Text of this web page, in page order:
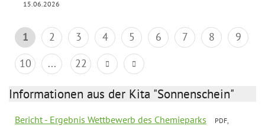
15.06.2026
1 2 3 4 5 6 7 8
9
10
... 22
Informationen aus der Kita "Sonnenschein"
Bericht - Ergebnis Wettbewerb des Chemieparks
PDF,